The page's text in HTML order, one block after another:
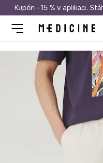
Doprava zdarma
Kupón –15 % v aplikaci.